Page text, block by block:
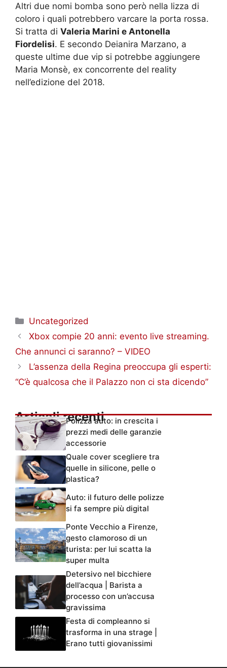
Altri due nomi bomba sono però nella lizza di
coloro i quali potrebbero varcare la porta rossa.
Si tratta di Valeria Marini e Antonella
Fiordelisi. E secondo Deianira Marzano, a
queste ultime due vip si potrebbe aggiungere
Maria Monsè, ex concorrente del reality
nell’edizione del 2018.
Categorie
Uncategorized
Xbox compie 20 anni: evento live streaming.
Che annunci ci saranno? – VIDEO
L’assenza della Regina preoccupa gli esperti:
“C’è qualcosa che il Palazzo non ci sta dicendo”
Articoli recentiPolizza auto: in crescita i
prezzi medi delle garanzie
accessorie
Quale cover scegliere tra
quelle in silicone, pelle o
plastica?
Auto: il futuro delle polizze
si fa sempre più digital
Ponte Vecchio a Firenze,
gesto clamoroso di un
turista: per lui scatta la
super multa
Detersivo nel bicchiere
dell’acqua | Barista a
processo con un’accusa
gravissima
Festa di compleanno si
trasforma in una strage |
Erano tutti giovanissimi